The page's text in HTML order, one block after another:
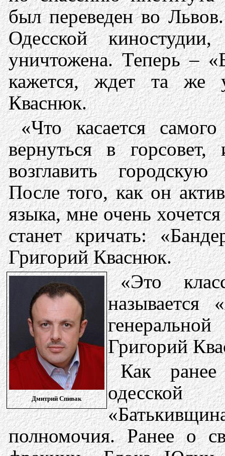
был переведен во
Одесской
уничтожена. Теперь –
кажется, ждет та же
Кваснюк.
«Что касается
вернуться в
возглавить
После того, как он
языка, мне очень
станет кричать:
Григорий Кваснюк.
Дмитрий Спивак
«Это
называется
Григорий
Как
одесской
полномочия. Ранее о